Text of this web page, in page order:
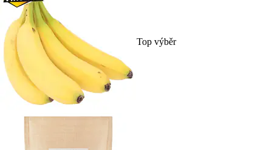
Top výběr